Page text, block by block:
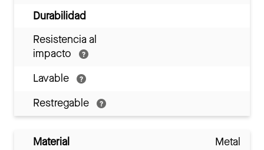
Durabilidad
Resistencia al
impacto
Lavable
Restregable
Material
Metal